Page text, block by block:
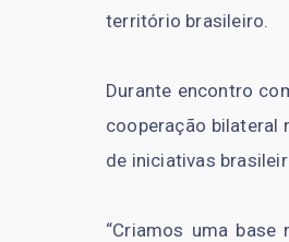
território brasileiro.
Durante encontro
cooperação bilateral
de iniciativas
“Criamos uma